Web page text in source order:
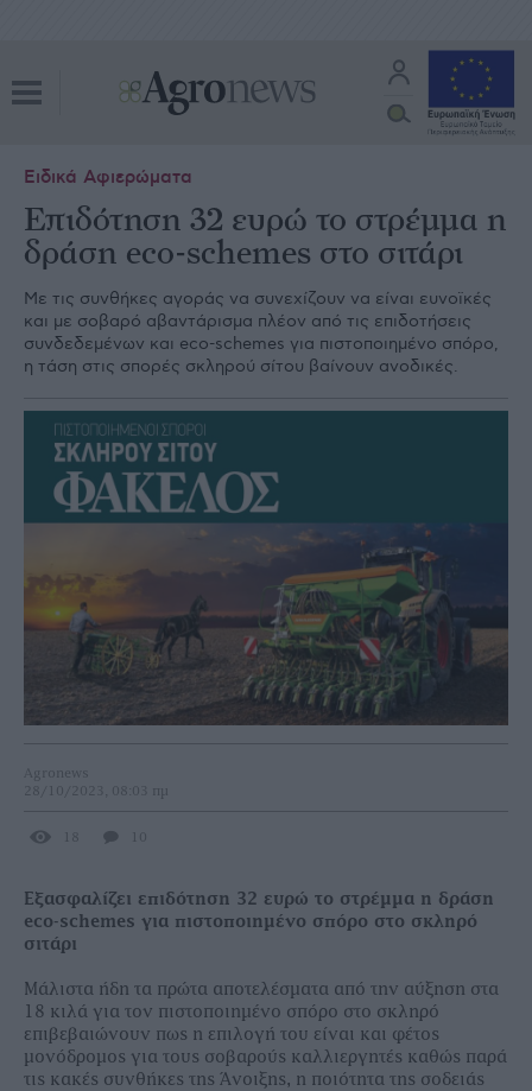
Ειδικά Αφιερώματα
Επιδότηση 32 ευρώ το στρέμμα η
δράση eco-schemes στο σιτάρι
Με τις συνθήκες αγοράς να συνεχίζουν να είναι ευνοϊκές
και µε σοβαρό αβαντάρισµα πλέον από τις επιδοτήσεις
συνδεδεµένων και eco-schemes για πιστοποιηµένο σπόρο,
η τάση στις σπορές σκληρού σίτου βαίνουν ανοδικές.
Agronews
28/10/2023, 08:03 πμ
18 10
Εξασφαλίζει επιδότηση 32 ευρώ το στρέμμα η δράση
eco-schemes για πιστοποιημένο σπόρο στο σκληρό
σιτάρι
Μάλιστα ήδη τα πρώτα αποτελέσµατα από την αύξηση στα
18 κιλά για τον πιστοποιηµένο σπόρο στο σκληρό
επιβεβαιώνουν πως η επιλογή του είναι και φέτος
µονόδροµος για τους σοβαρούς καλλιεργητές καθώς παρά
τις κακές συνθήκες της Άνοιξης, η ποιότητα της σοδειάς